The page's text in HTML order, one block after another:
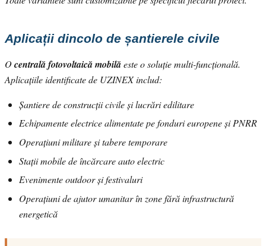
Aplicații dincolo de șantierele civile
Ocentrală fotovoltaică mobilăeste o soluție multi-funcțională.
Aplicațiile identificate de UZINEX includ:
Șantiere de construcții civile și lucrări edilitare
Echipamente electrice alimentate pe fonduri europene și PNRR
Operațiuni militare și tabere temporare
Stații mobile de încărcare auto electric
Evenimente outdoor și festivaluri
Operațiuni de ajutor umanitar în zone fără infrastructură
energetică